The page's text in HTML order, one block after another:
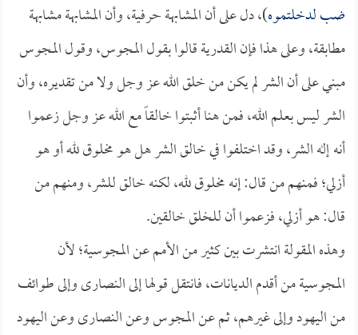
ضب لدخلتموه)، دل على أن المشابهة حرفية، وأن المشابهة مشابهة
مطابقة، وعلى هذا فإن القدرية قالوا بقول المجوس، وقول المجوس
مبني على أن الشر لم يكن من خلق الله عز وجل ولا من تقديره، وأن
الشر ليس بعلم الله، فمن هنا أثبتوا خالقاً مع الله عز وجل زعموا
أنه إله الشر، وقد اختلفوا في خالق الشر هل هو مخلوق لله أو هو
أزلي؛ فمنهم من قال: إنه مخلوق لله، لكنه خالق للشر، ومنهم من
قال: هو أزلي، فزعموا أن للخلق خالقين.
وهذه المقولة انتشرت بين كثير من الأمم عن المجوسية؛ لأن
المجوسية من أقدم الديانات، فانتقل قولها إلى النصارى وإلى طوائف
من اليهود وإلى غيرهم، ثم عن المجوس وعن النصارى وعن اليهود